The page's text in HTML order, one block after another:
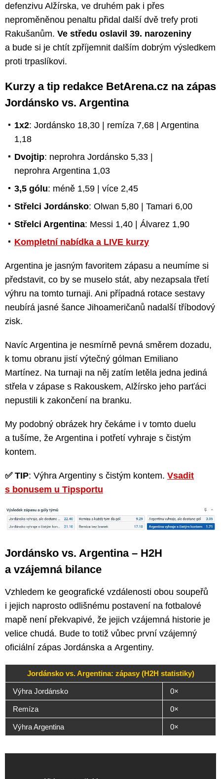
defenzivu Alžírska, ve druhém pak i přes
neproměněnou penaltu přidal další dvě trefy proti
Rakušanům. Ve středu oslavil 39. narozeniny
a bude si je chtít zpříjemnit dalším dobrým výsledkem
proti trpaslíkovi.
Kurzy a tip redakce BetArena.cz na zápas
Jordánsko vs. Argentina
1x2: Jordánsko 18,30 | remíza 7,68 | Argentina
1,18
Dvojtip: neprohra Jordánsko 5,33 |
neprohra Argentina 1,03
3,5 gólu: méně 1,59 | více 2,45
Střelci Jordánsko: Olwan 5,80 | Tamari 6,00
Střelci Argentina: Messi 1,40 | Álvarez 1,90
Kompletní nabídka a LIVE kurzy
Argentina je jasným favoritem zápasu a neumíme si
představit, co by se muselo stát, aby nezapsala třetí
výhru na tomto turnaji. Ani případná rotace sestavy
neubírá jasné šance Jihoameričanů nadalší tříbodový
zisk.
Navíc Argentina je nesmírně pevná směrem dozadu,
k tomu obranu jistí výtečný gólman Emiliano
Martínez. Na turnaji na něj zatím letěla jedna jediná
střela v zápase s Rakouskem, Alžírsko jeho parťáci
nepustili k zakončení na branku.
My podobný obrázek hry čekáme i v tomto duelu
a tušíme, že Argentina i potřetí vyhraje s čistým
kontem.
✅ TIP: Výhra Argentiny s čistým kontem. Vsadit
s bonusem u Tipsportu
Jordánsko vs. Argentina – H2H
a vzájemná bilance
Vzhledem ke geografické vzdálenosti obou soupeřů
i jejich naprosto odlišnému postavení na fotbalové
mapě není překvapivé, že jejich vzájemná historie je
velice chudá. Bude to totiž vůbec první vzájemný
oficiální zápas Jordánska a Argentiny.
Jordánsko vs. Argentina: zápasy (H2H statistiky)
Výhra Jordánsko 0×
Remíza 0×
Výhra Argentina 0×